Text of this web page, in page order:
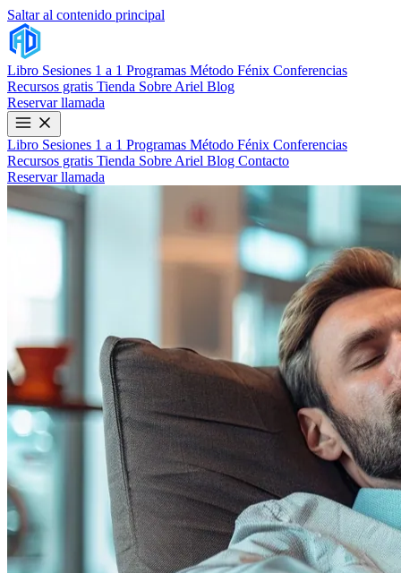
Saltar al contenido principal
Libro Sesiones 1 a 1 Programas Método Fénix Conferencias
Recursos gratis Tienda Sobre Ariel Blog
Reservar llamada
Libro Sesiones 1 a 1 Programas Método Fénix Conferencias
Recursos gratis Tienda Sobre Ariel Blog Contacto
Reservar llamada